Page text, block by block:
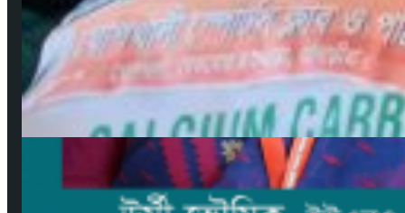
কপিরাইট ও ডিসক্লেইমার
নিয়মাবলী
বিজ্ঞাপন
যোগাযোগ
সম্পাদকমণ্ডলী